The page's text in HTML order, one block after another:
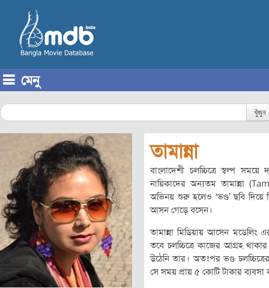
মেনু
খুঁজুন
তামান্না
বাংলাদেশী চলচ্চিত্রে স্বল্প
নায়িকাদের অন্যতম তামান্না
অভিনয় শুরু হলেও ‘ভণ্ড’ ছবি দিয়ে
আসন গেড়ে বসেন।
তামান্না মিডিয়ায় আসেন মডেলিং
তবে চলচ্চিত্রে কাজের আগ্রহ
উঠেনি তার। অতঃপর ভণ্ড
সে সময় প্রায় ৫ কোটি টাকার ব্যবসা